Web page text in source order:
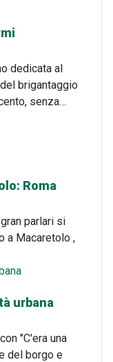
dedicata al
brigantaggio
senza…
Roma
parlari si
a Macaretolo ,
urbana
"C'era una
del borgo e